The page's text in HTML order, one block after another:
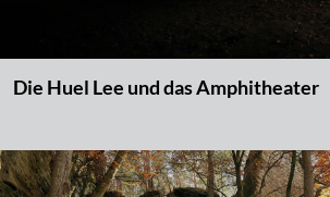
Die Huel Lee und das Amphitheater